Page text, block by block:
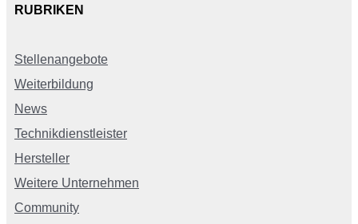
RUBRIKEN
Stellenangebote
Weiterbildung
News
Technikdienstleister
Hersteller
Weitere Unternehmen
Community